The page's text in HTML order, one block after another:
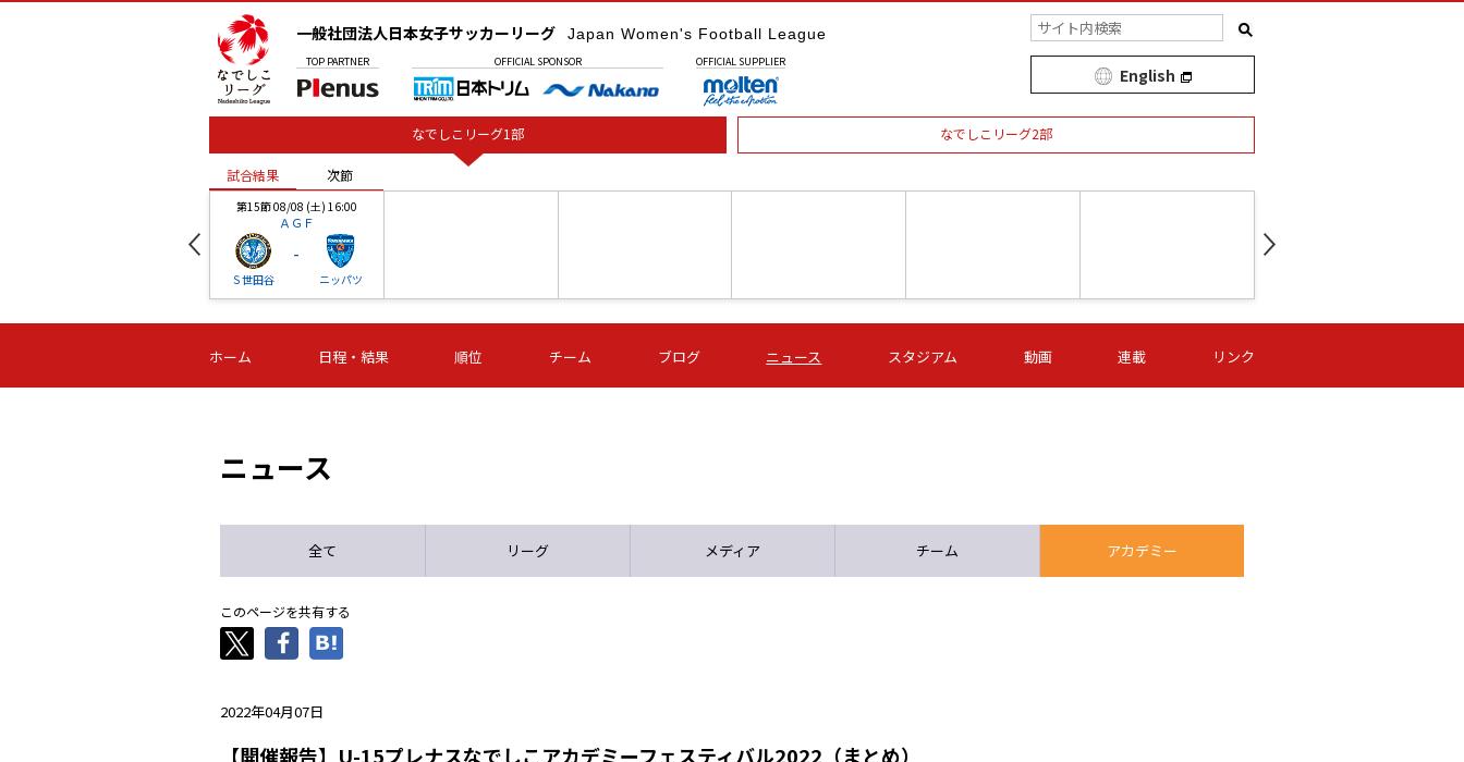
一般社団法人日本女子サッカーリーグ Japan Women's Football League
TOP PARTNER OFFICIAL SPONSOR OFFICIAL SUPPLIER
English
なでしこリーグ1部 なでしこリーグ2部
試合結果 次節
第15節 08/08 (土) 16:00
ＡＧＦ
Ｓ世田谷
-
ニッパツ
-
第16節 09/05 (土) 15:00
ニッパツ
-
第16節 09/05 (土) 15:00
石人の星
-
第16節 09/05 (土) 16:00
ＡＧＦ
-
いちご
-
第16節 09/06 (日) 15:00
-
第16節 09/06 (日) 15:00
- -
試合結果 次節
ホーム 日程・結果 順位 チーム ブログ ニュース スタジアム 動画 連載 リンク
ニュース
全て リーグ メディア チーム アカデミー
このページを共有する
2022年04月07日
【開催報告】U-15プレナスなでしこアカデミーフェスティバル2022（まとめ）